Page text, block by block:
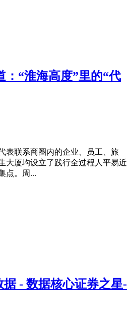
：“淮海高度”里的“代
表联系商圈内的企业、员工、旅
大厦均设立了践行全过程人平易近
点。周...
- 数据核心证券之星-